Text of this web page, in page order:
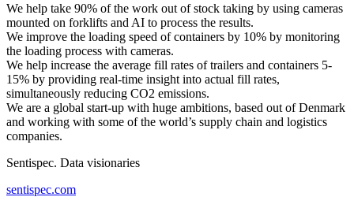
We help take 90% of the work out of stock taking by using cameras
mounted on forklifts and AI to process the results.
We improve the loading speed of containers by 10% by monitoring
the loading process with cameras.
We help increase the average fill rates of trailers and containers 5-
15% by providing real-time insight into actual fill rates,
simultaneously reducing CO2 emissions.
We are a global start-up with huge ambitions, based out of Denmark
and working with some of the world’s supply chain and logistics
companies.
Sentispec. Data visionaries
sentispec.com